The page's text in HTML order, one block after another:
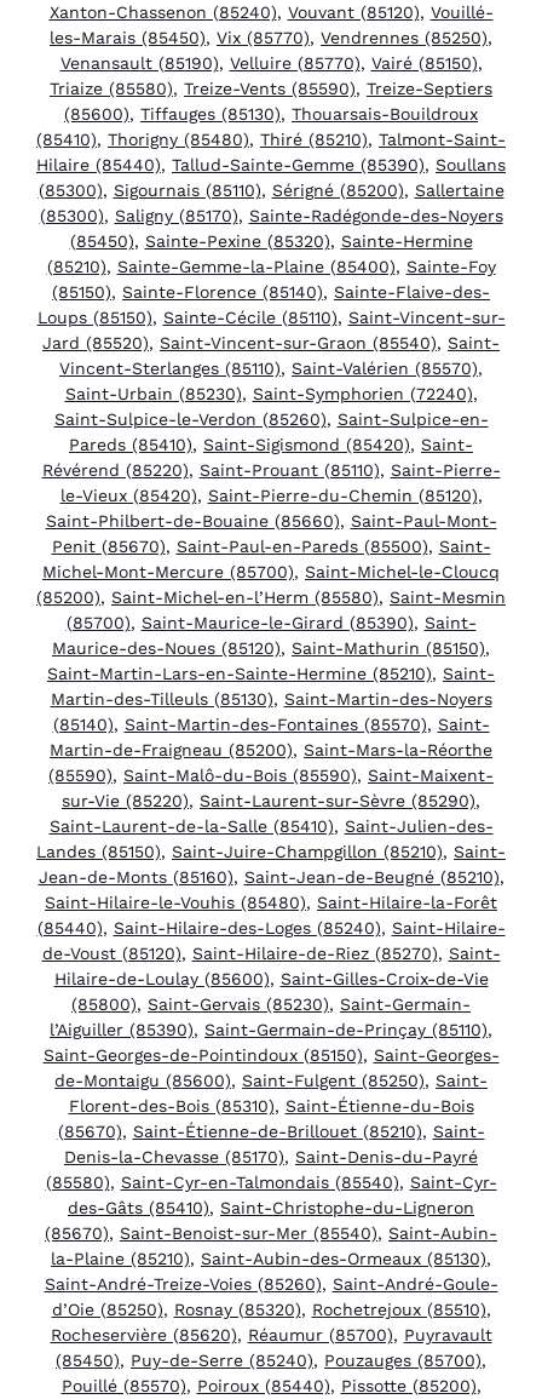
Xanton-Chassenon (85240), Vouvant (85120), Vouillé-
les-Marais (85450), Vix (85770), Vendrennes (85250),
Venansault (85190), Velluire (85770), Vairé (85150),
Triaize (85580), Treize-Vents (85590), Treize-Septiers
(85600), Tiffauges (85130), Thouarsais-Bouildroux
(85410), Thorigny (85480), Thiré (85210), Talmont-Saint-
Hilaire (85440), Tallud-Sainte-Gemme (85390), Soullans
(85300), Sigournais (85110), Sérigné (85200), Sallertaine
(85300), Saligny (85170), Sainte-Radégonde-des-Noyers
(85450), Sainte-Pexine (85320), Sainte-Hermine
(85210), Sainte-Gemme-la-Plaine (85400), Sainte-Foy
(85150), Sainte-Florence (85140), Sainte-Flaive-des-
Loups (85150), Sainte-Cécile (85110), Saint-Vincent-sur-
Jard (85520), Saint-Vincent-sur-Graon (85540), Saint-
Vincent-Sterlanges (85110), Saint-Valérien (85570),
Saint-Urbain (85230), Saint-Symphorien (72240),
Saint-Sulpice-le-Verdon (85260), Saint-Sulpice-en-
Pareds (85410), Saint-Sigismond (85420), Saint-
Révérend (85220), Saint-Prouant (85110), Saint-Pierre-
le-Vieux (85420), Saint-Pierre-du-Chemin (85120),
Saint-Philbert-de-Bouaine (85660), Saint-Paul-Mont-
Penit (85670), Saint-Paul-en-Pareds (85500), Saint-
Michel-Mont-Mercure (85700), Saint-Michel-le-Cloucq
(85200), Saint-Michel-en-l’Herm (85580), Saint-Mesmin
(85700), Saint-Maurice-le-Girard (85390), Saint-
Maurice-des-Noues (85120), Saint-Mathurin (85150),
Saint-Martin-Lars-en-Sainte-Hermine (85210), Saint-
Martin-des-Tilleuls (85130), Saint-Martin-des-Noyers
(85140), Saint-Martin-des-Fontaines (85570), Saint-
Martin-de-Fraigneau (85200), Saint-Mars-la-Réorthe
(85590), Saint-Malô-du-Bois (85590), Saint-Maixent-
sur-Vie (85220), Saint-Laurent-sur-Sèvre (85290),
Saint-Laurent-de-la-Salle (85410), Saint-Julien-des-
Landes (85150), Saint-Juire-Champgillon (85210), Saint-
Jean-de-Monts (85160), Saint-Jean-de-Beugné (85210),
Saint-Hilaire-le-Vouhis (85480), Saint-Hilaire-la-Forêt
(85440), Saint-Hilaire-des-Loges (85240), Saint-Hilaire-
de-Voust (85120), Saint-Hilaire-de-Riez (85270), Saint-
Hilaire-de-Loulay (85600), Saint-Gilles-Croix-de-Vie
(85800), Saint-Gervais (85230), Saint-Germain-
l’Aiguiller (85390), Saint-Germain-de-Prinçay (85110),
Saint-Georges-de-Pointindoux (85150), Saint-Georges-
de-Montaigu (85600), Saint-Fulgent (85250), Saint-
Florent-des-Bois (85310), Saint-Étienne-du-Bois
(85670), Saint-Étienne-de-Brillouet (85210), Saint-
Denis-la-Chevasse (85170), Saint-Denis-du-Payré
(85580), Saint-Cyr-en-Talmondais (85540), Saint-Cyr-
des-Gâts (85410), Saint-Christophe-du-Ligneron
(85670), Saint-Benoist-sur-Mer (85540), Saint-Aubin-
la-Plaine (85210), Saint-Aubin-des-Ormeaux (85130),
Saint-André-Treize-Voies (85260), Saint-André-Goule-
d’Oie (85250), Rosnay (85320), Rochetrejoux (85510),
Rocheservière (85620), Réaumur (85700), Puyravault
(85450), Puy-de-Serre (85240), Pouzauges (85700),
Pouillé (85570), Poiroux (85440), Pissotte (85200),